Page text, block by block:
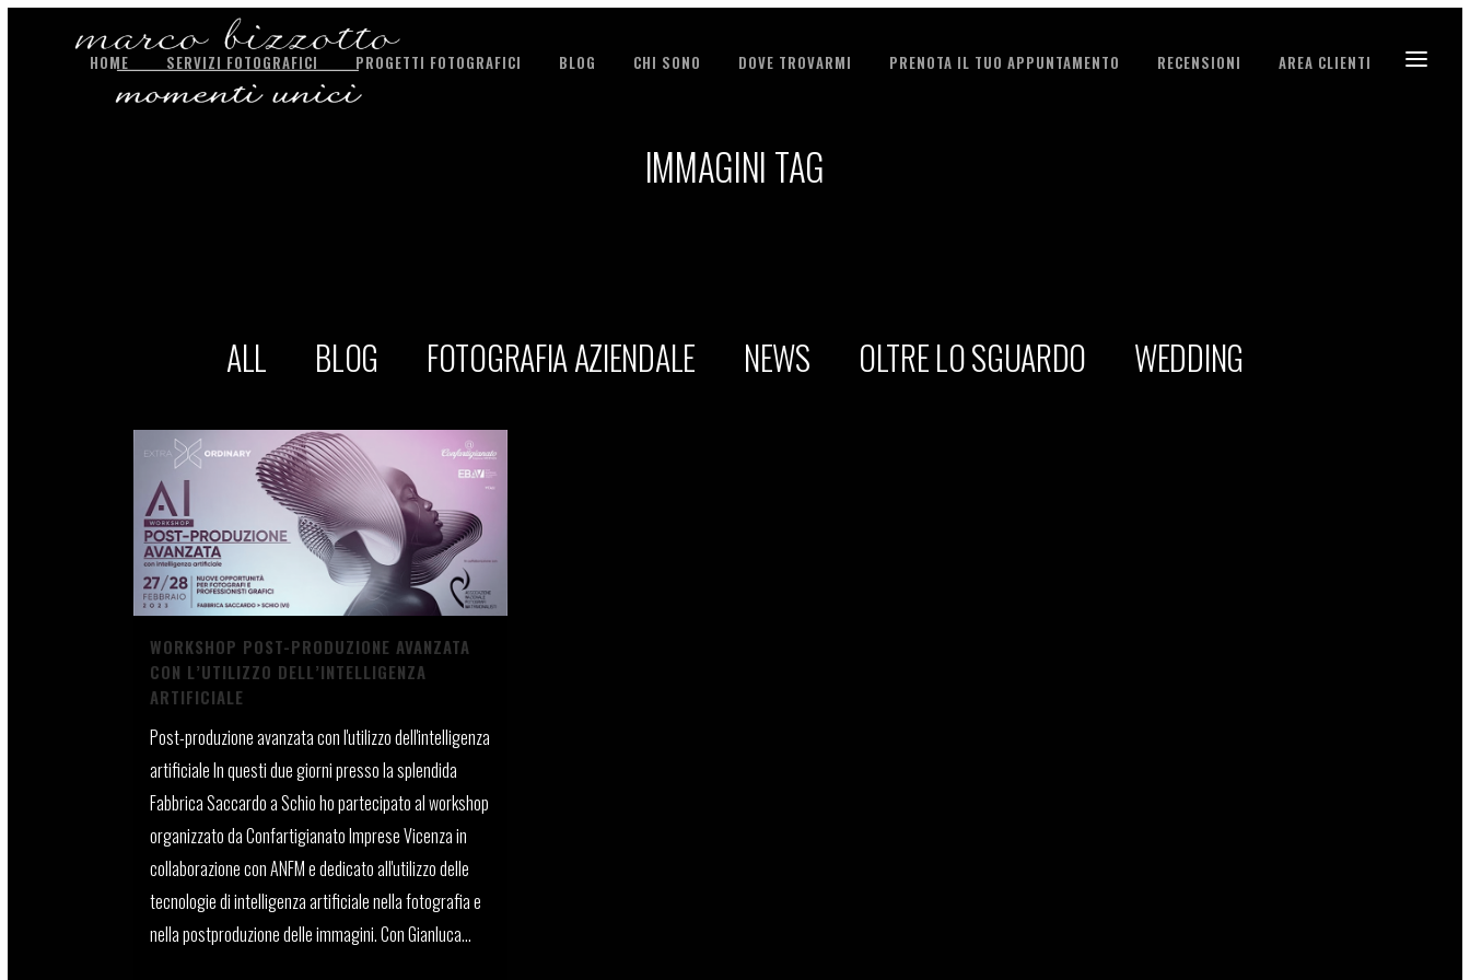
HOME SERVIZI FOTOGRAFICI PROGETTI FOTOGRAFICI BLOG CHI SONO DOVE TROVARMI PRENOTA IL TUO APPUNTAMENTO RECENSIONI AREA CLIENTI
IMMAGINI TAG
ALL BLOG FOTOGRAFIA AZIENDALE NEWS OLTRE LO SGUARDO WEDDING
WORKSHOP POST-PRODUZIONE AVANZATA
CON L’UTILIZZO DELL’INTELLIGENZA
ARTIFICIALE
Post-produzione avanzata con l'utilizzo dell'intelligenza
artificiale In questi due giorni presso la splendida
Fabbrica Saccardo a Schio ho partecipato al workshop
organizzato da Confartigianato Imprese Vicenza in
collaborazione con ANFM e dedicato all'utilizzo delle
tecnologie di intelligenza artificiale nella fotografia e
nella postproduzione delle immagini. Con Gianluca...